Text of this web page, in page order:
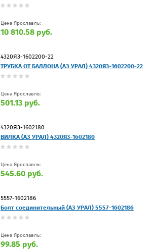
Цена Ярославль:
10 810.58 руб.
4320Я3-1602200-22
ТРУБКА ОТ БАЛЛОНА (АЗ УРАЛ) 4320Я3-1602200-22
Цена Ярославль:
501.13 руб.
4320Я3-1602180
ВИЛКА (АЗ УРАЛ) 4320Я3-1602180
Цена Ярославль:
545.60 руб.
5557-1602186
Болт соединительный (АЗ УРАЛ) 5557-1602186
Цена Ярославль:
99.85 руб.